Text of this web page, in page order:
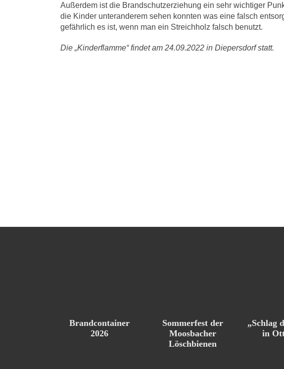
Außerdem ist die Brandschutzerziehung ein sehr wichtiger
die Kinder unteranderem sehen konnten was eine falsch
gefährlich es ist, wenn man ein Streichholz falsch benutzt.
Die „Kinderflamme“ findet am 24.09.2022 in Diepersdorf statt.
Brandcontainer
2026
Sommerfest der
Moosbacher
Löschbienen
„Schlag
in